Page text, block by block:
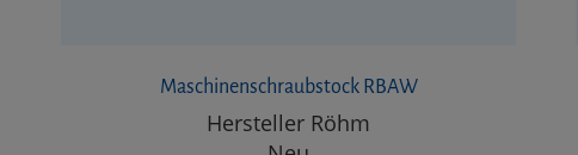
Maschinenschraubstock RBAW
Hersteller Röhm